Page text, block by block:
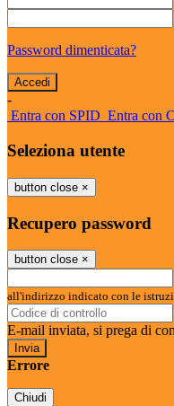
Password dimenticata?
-
Entra con SPID Entra con
Seleziona utente
button close ×
Recupero password
button close ×
all'indirizzo indicato con le
E-mail inviata, si prega di
Errore
Chiudi